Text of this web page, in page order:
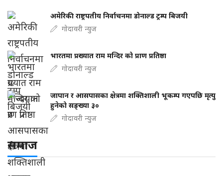
अमेरिकी राष्ट्रपतीय निर्वाचनमा डोनाल्ड ट्रम्प बिजयी
गोदावरी न्युज
भारतमा प्रख्यात राम मन्दिर को प्राण प्रतिष्ठा
गोदावरी न्युज
जापान र आसपासका क्षेत्रमा शक्तिशाली भूकम्प गएपछि मृत्यु
हुनेको सङ्ख्या ३०
गोदावरी न्युज
समाज